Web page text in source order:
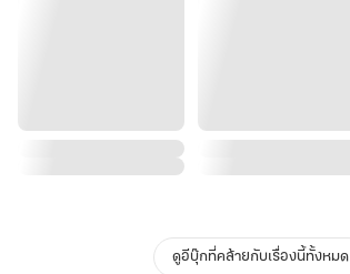
ดูอีบุ๊กที่คล้ายกับเรื่องนี้ทั้งหมด